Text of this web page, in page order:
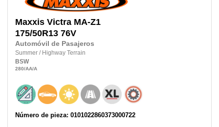
Maxxis Victra MA-Z1
175/50R13 76V
Automóvil de Pasajeros
Summer / Highway Terrain
BSW
280/AA/A
Número de pieza: 0101022860373000722